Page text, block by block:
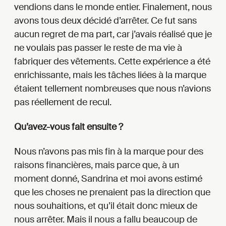
vendions dans le monde entier. Finalement, nous
avons tous deux décidé d’arrêter. Ce fut sans
aucun regret de ma part, car j’avais réalisé que je
ne voulais pas passer le reste de ma vie à
fabriquer des vêtements. Cette expérience a été
enrichissante, mais les tâches liées à la marque
étaient tellement nombreuses que nous n’avions
pas réellement de recul.
Qu’avez-vous fait ensuite ?
Nous n’avons pas mis fin à la marque pour des
raisons financières, mais parce que, à un
moment donné, Sandrina et moi avons estimé
que les choses ne prenaient pas la direction que
nous souhaitions, et qu’il était donc mieux de
nous arrêter. Mais il nous a fallu beaucoup de